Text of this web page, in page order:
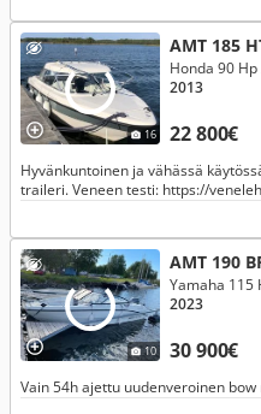
16
AMT 185
22 800€
Honda 90 Hp
2013
Hyvänkuntoinen ja vähässä
traileri. Veneen testi: https://
10
AMT 190
30 900€
Yamaha 115
2023
Vain 54h ajettu uudenveroinen